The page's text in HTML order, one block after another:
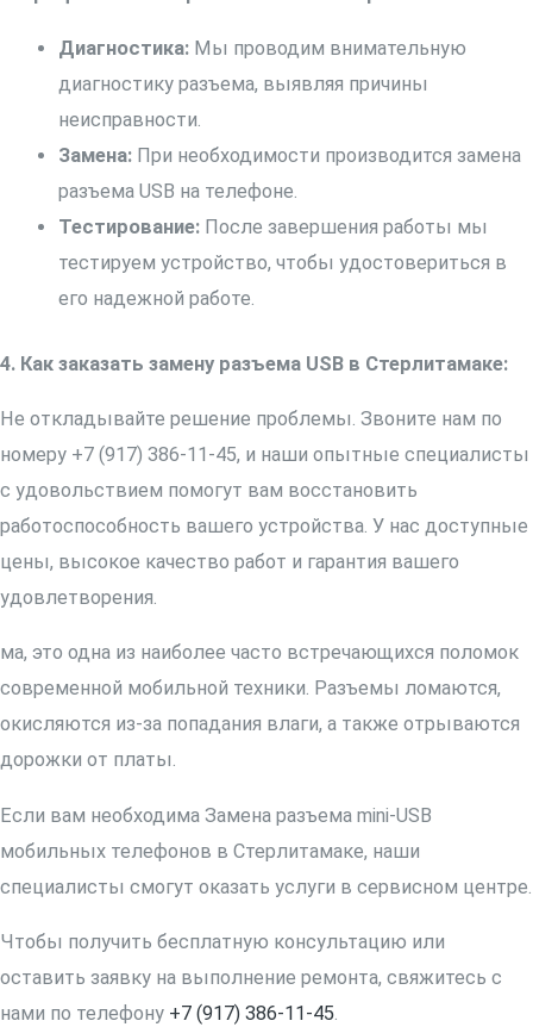
Диагностика: Мы проводим внимательную
диагностику разъема, выявляя причины
неисправности.
Замена: При необходимости производится замена
разъема USB на телефоне.
Тестирование: После завершения работы мы
тестируем устройство, чтобы удостовериться в
его надежной работе.
4. Как заказать замену разъема USB в Стерлитамаке:
Не откладывайте решение проблемы. Звоните нам по
номеру +7 (917) 386-11-45, и наши опытные специалисты
с удовольствием помогут вам восстановить
работоспособность вашего устройства. У нас доступные
цены, высокое качество работ и гарантия вашего
удовлетворения.
ма, это одна из наиболее часто встречающихся поломок
современной мобильной техники. Разъемы ломаются,
окисляются из-за попадания влаги, а также отрываются
дорожки от платы.
Если вам необходима Замена разъема mini-USB
мобильных телефонов в Стерлитамаке, наши
специалисты смогут оказать услуги в сервисном центре.
Чтобы получить бесплатную консультацию или
оставить заявку на выполнение ремонта, свяжитесь с
нами по телефону +7 (917) 386-11-45.